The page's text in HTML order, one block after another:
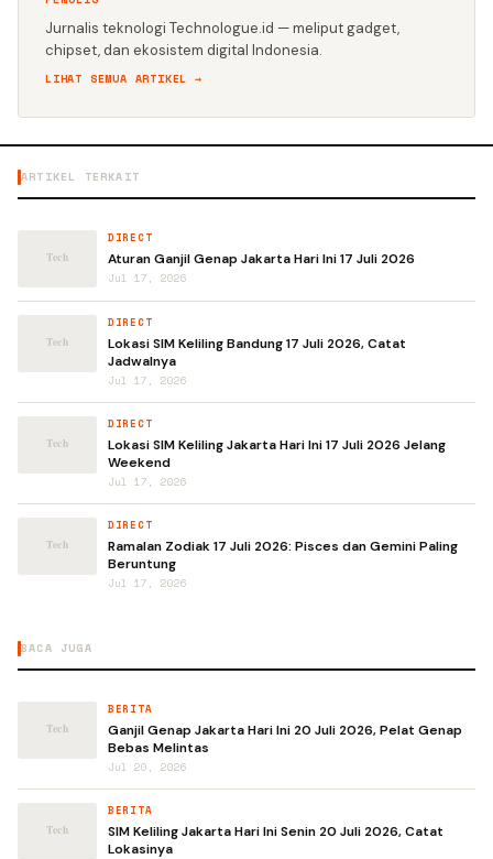
Jurnalis teknologi Technologue.id — meliput gadget,
chipset, dan ekosistem digital Indonesia.
LIHAT SEMUA ARTIKEL →
ARTIKEL TERKAIT
DIRECT
Aturan Ganjil Genap Jakarta Hari Ini 17 Juli 2026
Jul 17, 2026
DIRECT
Lokasi SIM Keliling Bandung 17 Juli 2026, Catat
Jadwalnya
Jul 17, 2026
DIRECT
Lokasi SIM Keliling Jakarta Hari Ini 17 Juli 2026 Jelang
Weekend
Jul 17, 2026
DIRECT
Ramalan Zodiak 17 Juli 2026: Pisces dan Gemini Paling
Beruntung
Jul 17, 2026
BACA JUGA
BERITA
Ganjil Genap Jakarta Hari Ini 20 Juli 2026, Pelat Genap
Bebas Melintas
Jul 20, 2026
BERITA
SIM Keliling Jakarta Hari Ini Senin 20 Juli 2026, Catat
Lokasinya